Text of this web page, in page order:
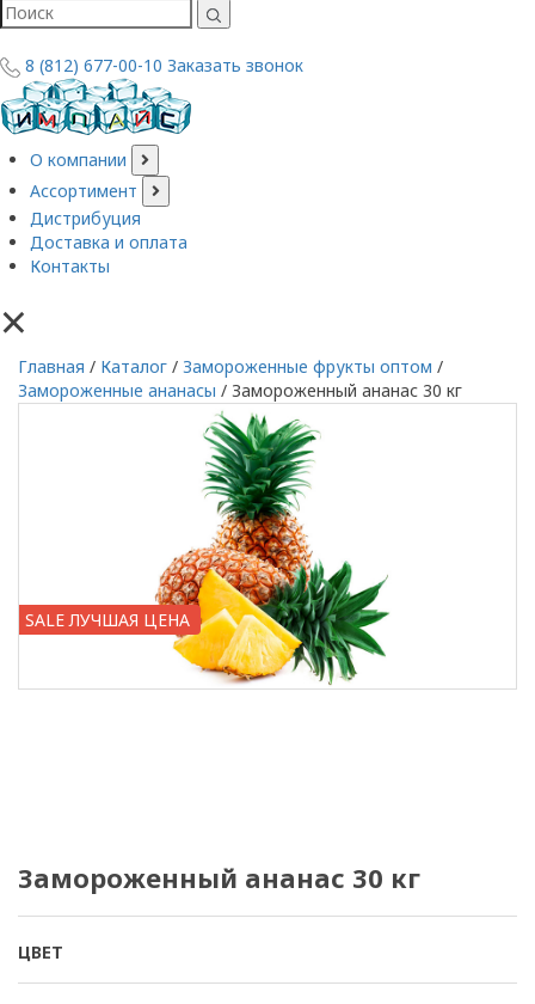
8 (812) 677-00-10 Заказать звонок
О компании
Ассортимент
Дистрибуция
Доставка и оплата
Контакты
×
Главная / Каталог / Замороженные фрукты оптом /
Замороженные ананасы / Замороженный ананас 30 кг
SALE ЛУЧШАЯ ЦЕНА
Замороженный ананас 30 кг
ЦВЕТ